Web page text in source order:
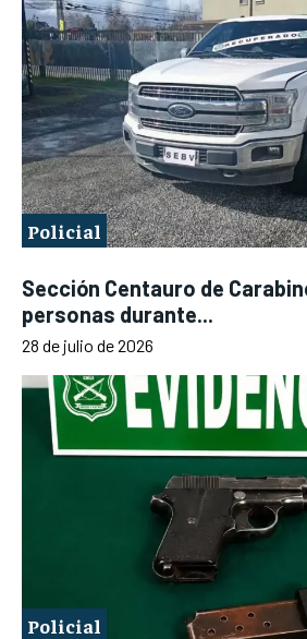
Policial
Sección Centauro de
personas durante...
28 de julio de 2026
Policial